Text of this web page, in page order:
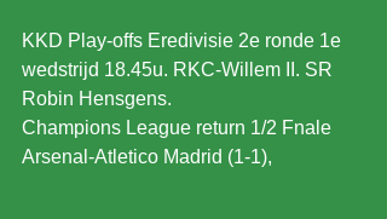
KKD Play-offs Eredivisie 2e ronde 1e
wedstrijd 18.45u. RKC-Willem II. SR
Robin Hensgens.
Champions League return 1/2 Fnale
Arsenal-Atletico Madrid (1-1),